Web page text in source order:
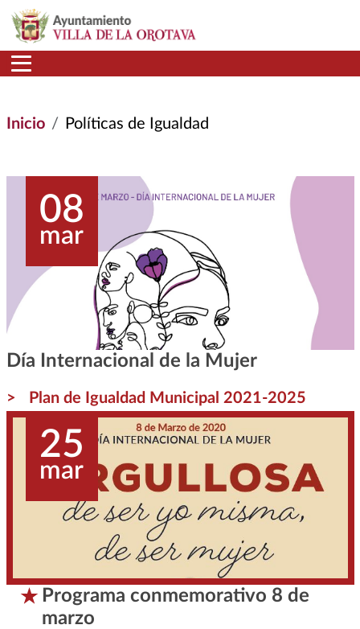
Pasar al contenido principal
Inicio Políticas de Igualdad
08
mar
Día Internacional de la Mujer
Plan de Igualdad Municipal 2021-2025
25
mar
Programa conmemorativo 8 de
marzo